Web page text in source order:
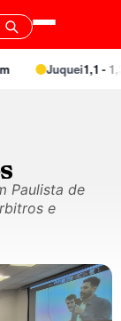
Juquei1,1 -
Paulista de
e